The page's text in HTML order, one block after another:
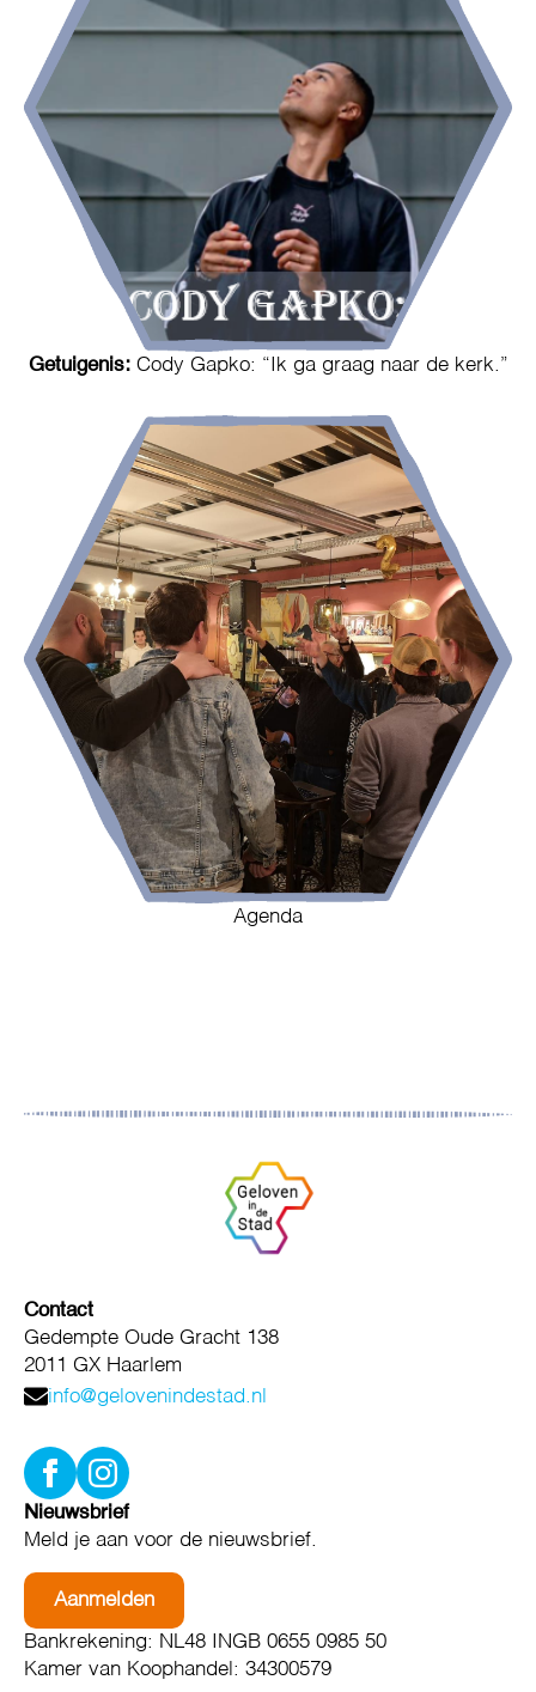
Getuigenis: Cody Gapko: “Ik ga graag naar de kerk.”
Agenda
Contact
Gedempte Oude Gracht 138
2011 GX Haarlem
info@gelovenindestad.nl
Nieuwsbrief
Meld je aan voor de nieuwsbrief.
Aanmelden
Bankrekening: NL48 INGB 0655 0985 50
Kamer van Koophandel: 34300579